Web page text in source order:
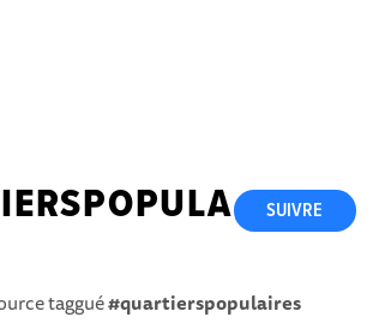
SUIVRE
taggué#quartierspopulaires